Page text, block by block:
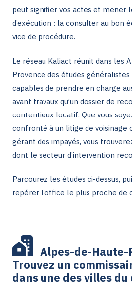
peut signifier vos actes et mener
d’exécution : la consulter au bon
vice de procédure.
Le réseau Kaliact réunit dans les
Provence des études
capables de prendre en charge
avant travaux qu’un dossier de
contentieux locatif. Que vous
confronté à un litige de voisinage
gérant des impayés, vous
dont le secteur d’intervention
Parcourez les études ci-dessus,
repérer l’office le plus proche de
Alpes-de-Haute-
Trouvez un
dans une des villes